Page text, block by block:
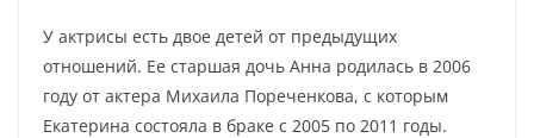
У актрисы есть двое детей от предыдущих
отношений. Ее старшая дочь Анна родилась в 2006
году от актера Михаила Пореченкова, с которым
Екатерина состояла в браке с 2005 по 2011 годы.